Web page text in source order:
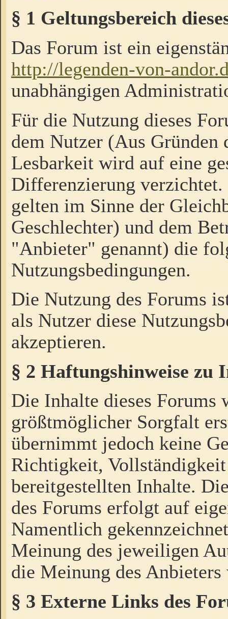
§ 1 Geltungsbereich
Das Forum ist ein
http://legenden-von-
unabhängigen
Für die Nutzung dieses
dem Nutzer (Aus Gründen
Lesbarkeit wird auf eine
Differenzierung
gelten im Sinne der
Geschlechter) und dem
"Anbieter" genannt) die
Nutzungsbedingungen.
Die Nutzung des Forums
als Nutzer diese
akzeptieren.
§ 2 Haftungshinweise zu
Die Inhalte dieses Forums
größtmöglicher Sorgfalt
übernimmt jedoch keine
Richtigkeit,
bereitgestellten Inhalte.
des Forums erfolgt auf
Namentlich
Meinung des jeweiligen
die Meinung des Anbieters
§ 3 Externe Links des